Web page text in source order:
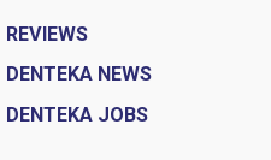
REVIEWS
DENTEKA NEWS
DENTEKA JOBS